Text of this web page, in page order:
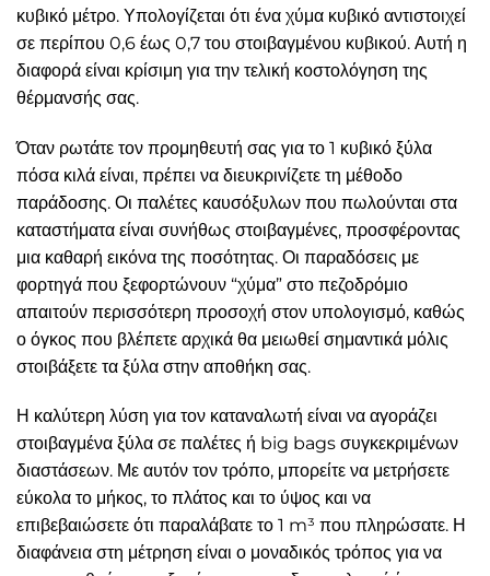
κυβικό μέτρο. Υπολογίζεται ότι ένα χύμα κυβικό αντιστοιχεί
σε περίπου 0,6 έως 0,7 του στοιβαγμένου κυβικού. Αυτή η
διαφορά είναι κρίσιμη για την τελική κοστολόγηση της
θέρμανσής σας.
Όταν ρωτάτε τον προμηθευτή σας για το 1 κυβικό ξύλα
πόσα κιλά είναι, πρέπει να διευκρινίζετε τη μέθοδο
παράδοσης. Οι παλέτες καυσόξυλων που πωλούνται στα
καταστήματα είναι συνήθως στοιβαγμένες, προσφέροντας
μια καθαρή εικόνα της ποσότητας. Οι παραδόσεις με
φορτηγά που ξεφορτώνουν “χύμα” στο πεζοδρόμιο
απαιτούν περισσότερη προσοχή στον υπολογισμό, καθώς
ο όγκος που βλέπετε αρχικά θα μειωθεί σημαντικά μόλις
στοιβάξετε τα ξύλα στην αποθήκη σας.
Η καλύτερη λύση για τον καταναλωτή είναι να αγοράζει
στοιβαγμένα ξύλα σε παλέτες ή big bags συγκεκριμένων
διαστάσεων. Με αυτόν τον τρόπο, μπορείτε να μετρήσετε
εύκολα το μήκος, το πλάτος και το ύψος και να
επιβεβαιώσετε ότι παραλάβατε το 1 m³ που πληρώσατε. Η
διαφάνεια στη μέτρηση είναι ο μοναδικός τρόπος για να